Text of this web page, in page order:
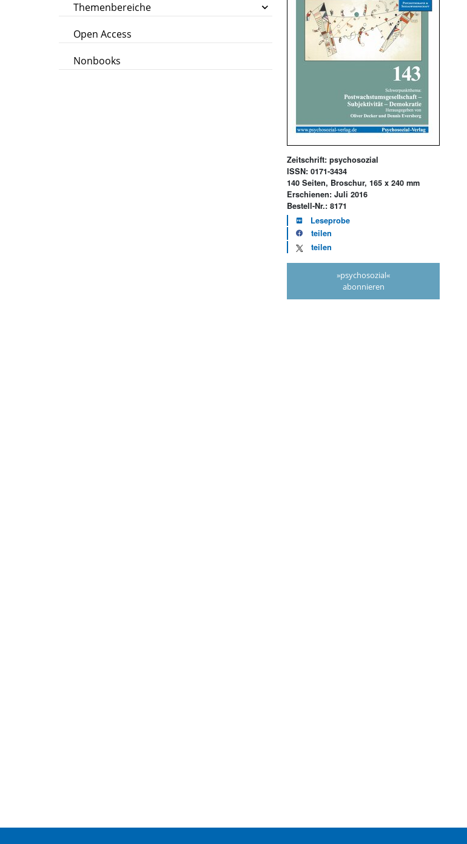
Themenbereiche
Open Access
Nonbooks
Zeitschrift: psychosozial
ISSN: 0171-3434
140 Seiten, Broschur, 165 x 240 mm
Erschienen: Juli 2016
Bestell-Nr.: 8171
Leseprobe
teilen
teilen
»psychosozial«
abonnieren